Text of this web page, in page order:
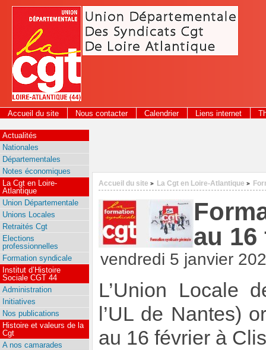
Panneau de gestion des cookies
Accueil du site Nous contacter Calendrier Liens internet
2026
Accueil du site > La Cgt en Loire-Atlantique >
au
vendredi 5 janvier
L’Union Locale
l’UL de Nantes)
au 16 février à
Actualités
Nationales
Départementales
Notes économiques
La Cgt en Loire-
Atlantique
Union Départementale
Unions Locales
Retraités Cgt
Elections
professionnelles
Formation syndicale
Institut d’Histoire
Sociale CGT 44
Administration
Initiatives
Nos publications
Histoire et valeurs de la
Cgt
A nos camarades